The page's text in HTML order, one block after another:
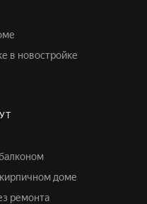
в новостройке
кирпичном доме
ремонта